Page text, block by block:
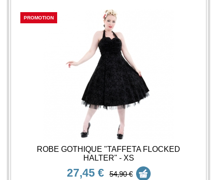
PROMOTION
ROBE GOTHIQUE "TAFFETA FLOCKED
HALTER" - XS
27,45 € 54,90 €